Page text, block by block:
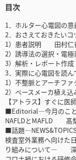
目次
1．ホルター心電図
2．おさえておきたいコ
1）患者説明 田村
2）誘導法の選択・
3）解析・レポート
3．実際に心電図を読ん
1）不整脈とアーチ
2）ペースメーカ植
【アトラス】すぐ
■Editorial―今月のこ
NAFLDとMAFLD
■話題
検査室外業務へ向けた
り組みについて―